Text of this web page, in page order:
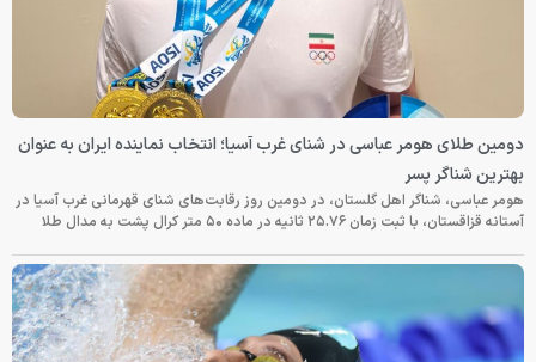
دومین طلای هومر عباسی در شنای غرب آسیا؛ انتخاب نماینده ایران به عنوان
بهترین شناگر پسر
هومر عباسی، شناگر اهل گلستان، در دومین روز رقابت‌های شنای قهرمانی غرب آسیا در
آستانه قزاقستان، با ثبت زمان ۲۵.۷۶ ثانیه در ماده ۵۰ متر کرال پشت به مدال طلا